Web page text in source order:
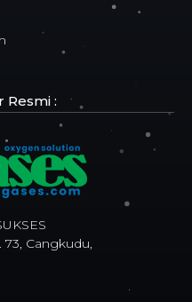
Resmi :
73, Cangkudu,